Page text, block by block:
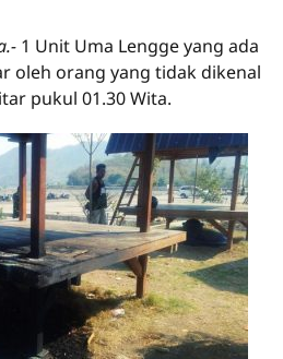
1 Unit Uma Lengge yang ada
oleh orang yang tidak dikenal
pukul 01.30 Wita.